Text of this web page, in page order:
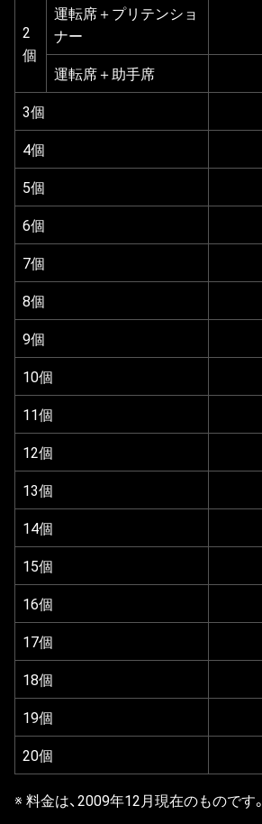
2
個
運転席＋プリテンショ
ナー
運転席＋助手席
3個
4個
5個
6個
7個
8個
9個
10個
11個
12個
13個
14個
15個
16個
17個
18個
19個
20個
※ 料金は、2009年12月現在のものです。